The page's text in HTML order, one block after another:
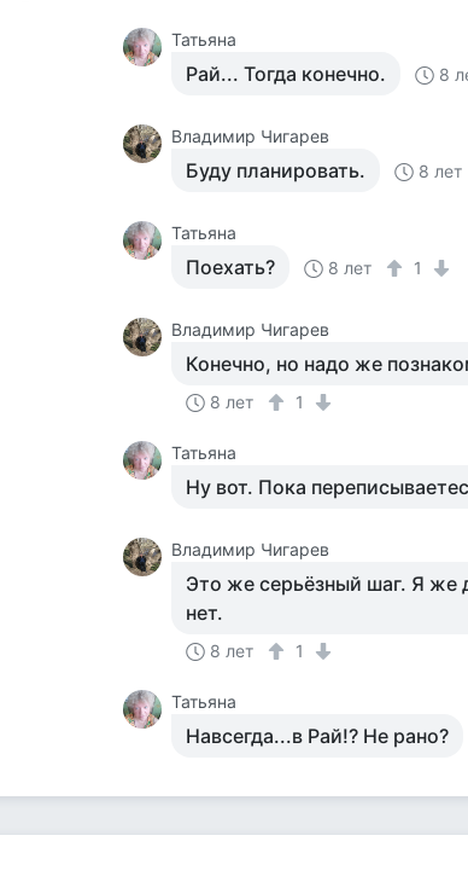
Татьяна
Рай... Тогда конечно. 8
Владимир Чигарев
Буду планировать. 8 лет
Татьяна
Поехать? 8 лет 1
Владимир Чигарев
Конечно, но надо же
8 лет 1
Татьяна
Ну вот. Пока
Владимир Чигарев
Это же серьёзный шаг. Я же
нет.
8 лет 1
Татьяна
Навсегда...в Рай!? Не рано?